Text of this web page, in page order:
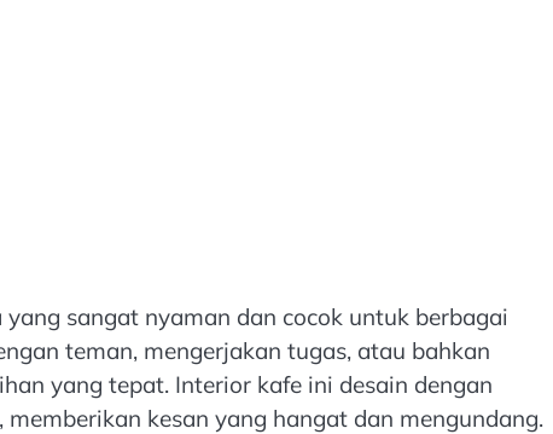
sangat nyaman dan cocok untuk berbagai
teman, mengerjakan tugas, atau bahkan
yang tepat. Interior kafe ini desain dengan
kesan yang hangat dan mengundang.